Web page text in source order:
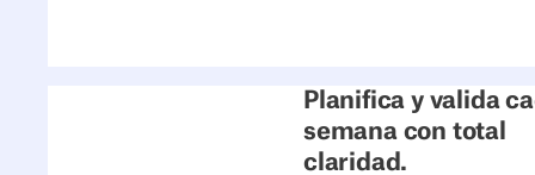
Planifica y valida
semana con total
claridad.